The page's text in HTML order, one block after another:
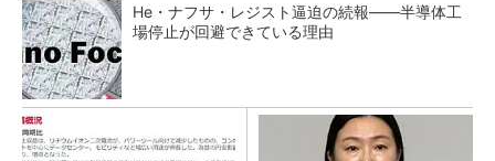
He・ナフサ・レジスト逼迫の続報――半導体工
場停止が回避できている理由